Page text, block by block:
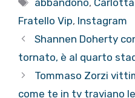
Fratello Vip, Instagram
Shannen Doherty
tornato, è al quarto
Tommaso Zorzi
come te in tv traviano